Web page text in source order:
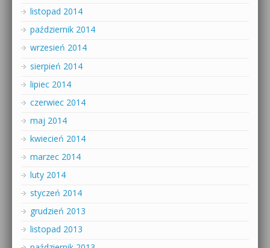
listopad 2014
październik 2014
wrzesień 2014
sierpień 2014
lipiec 2014
czerwiec 2014
maj 2014
kwiecień 2014
marzec 2014
luty 2014
styczeń 2014
grudzień 2013
listopad 2013